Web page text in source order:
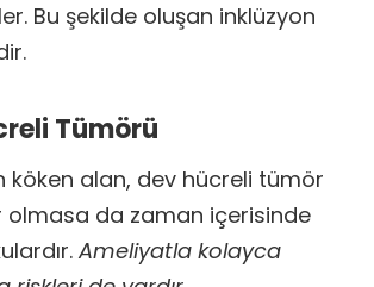
Bu şekilde oluşan inklüzyon
Tümörü
köken alan, dev hücreli tümör
olmasa da zaman içerisinde
Ameliyatla kolayca